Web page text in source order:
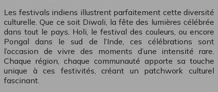
Les festivals indiens illustrent parfaitement cette diversité
culturelle. Que ce soit Diwali, la fête des lumières célébrée
dans tout le pays, Holi, le festival des couleurs, ou encore
Pongal dans le sud de l’Inde, ces célébrations sont
l’occasion de vivre des moments d’une intensité rare.
Chaque région, chaque communauté apporte sa touche
unique à ces festivités, créant un patchwork culturel
fascinant.